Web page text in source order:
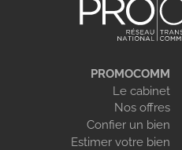
PROMOCOMM
Le cabinet
Nos offres
Confier un bien
Estimer votre bien